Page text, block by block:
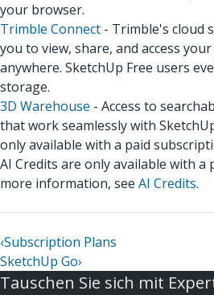
your browser.
Trimble Connect - Trimble's cloud
you to view, share, and access
anywhere. SketchUp Free users
storage.
3D Warehouse - Access to
that work seamlessly with
only available with a paid
AI Credits are only available with a
more information, see AI Credits.
‹Subscription Plans
SketchUp Go›
Tauschen Sie sich mit